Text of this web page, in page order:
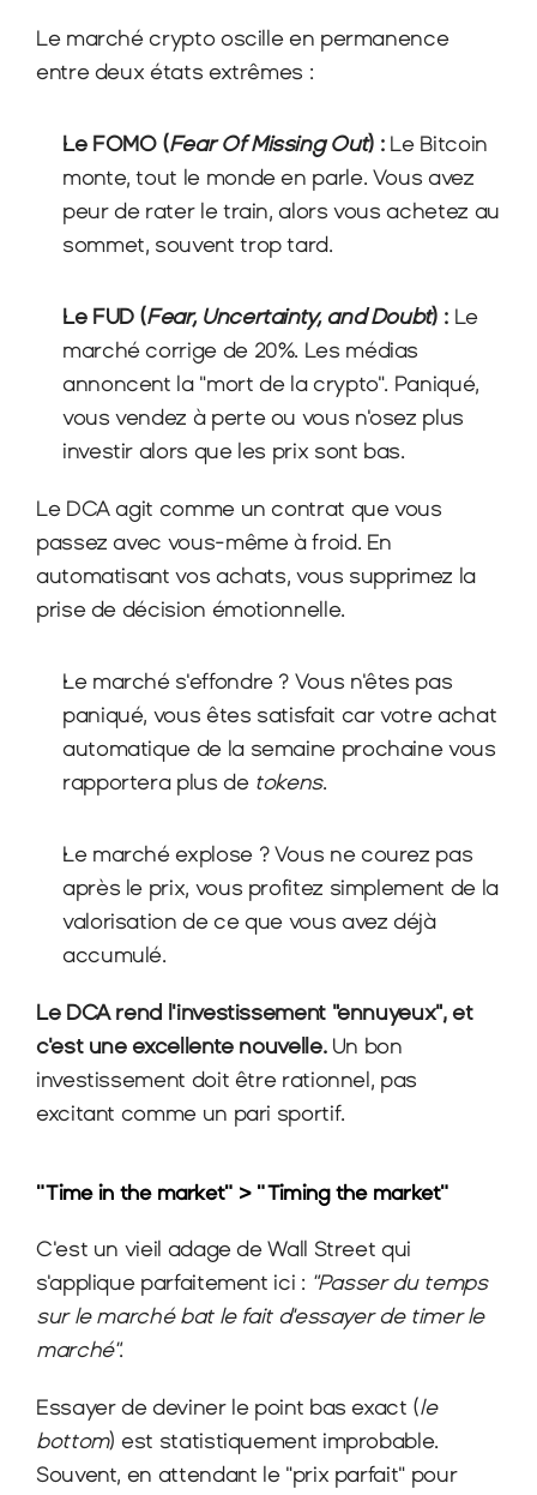
Le marché crypto oscille en permanence
entre deux états extrêmes :
Le FOMO (Fear Of Missing Out) : Le Bitcoin
monte, tout le monde en parle. Vous avez
peur de rater le train, alors vous achetez au
sommet, souvent trop tard.
Le FUD (Fear, Uncertainty, and Doubt) : Le
marché corrige de 20%. Les médias
annoncent la "mort de la crypto". Paniqué,
vous vendez à perte ou vous n'osez plus
investir alors que les prix sont bas.
Le DCA agit comme un contrat que vous
passez avec vous-même à froid. En
automatisant vos achats, vous supprimez la
prise de décision émotionnelle.
Le marché s'effondre ? Vous n'êtes pas
paniqué, vous êtes satisfait car votre achat
automatique de la semaine prochaine vous
rapportera plus de tokens.
Le marché explose ? Vous ne courez pas
après le prix, vous profitez simplement de la
valorisation de ce que vous avez déjà
accumulé.
Le DCA rend l'investissement "ennuyeux", et
c'est une excellente nouvelle. Un bon
investissement doit être rationnel, pas
excitant comme un pari sportif.
"Time in the market" > "Timing the market"
C'est un vieil adage de Wall Street qui
s'applique parfaitement ici : "Passer du temps
sur le marché bat le fait d'essayer de timer le
marché".
Essayer de deviner le point bas exact (le
bottom) est statistiquement improbable.
Souvent, en attendant le "prix parfait" pour